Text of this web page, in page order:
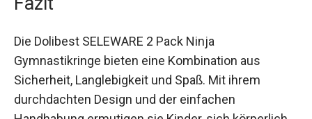
Fazit
Die Dolibest SELEWARE 2 Pack Ninja
Gymnastikringe bieten eine Kombination aus
Sicherheit, Langlebigkeit und Spaß. Mit ihrem
durchdachten Design und der einfachen